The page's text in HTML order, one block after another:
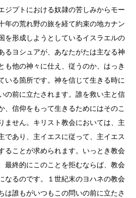
ジプトにおける奴隷の苦しみからモー
年の荒れ野の旅を経て約束の地カナン
を形成しようとしているイスラエルの
るヨシュアが、あなたがたは主なる神
も他の神々に仕え、従うのか、はっき
いる箇所です。神を信じて生きる時に
の前に立たされます。誰を救い主と信
、信仰をもって生きるためにはそのこ
ません。キリスト教会においては、主
であり、主イエスに従って、主イエス
ることが求められます。いっとき教会
最終的にこのことを拒むならば、教会
なるのです。１世紀末のヨハネの教会
は誰もがいつもこの問いの前に立たさ